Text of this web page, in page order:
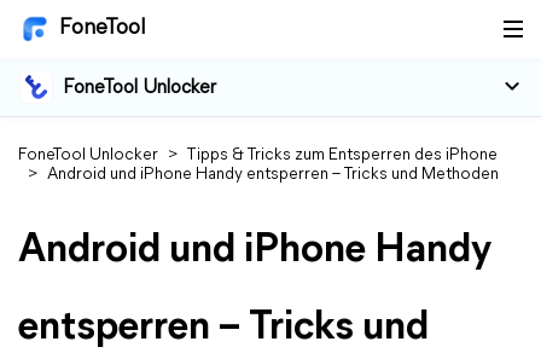
FoneTool
FoneTool Unlocker
FoneTool Unlocker >
Tipps & Tricks zum Entsperren des iPhone
> Android und iPhone Handy entsperren – Tricks und Methoden
Android und iPhone Handy
entsperren – Tricks und